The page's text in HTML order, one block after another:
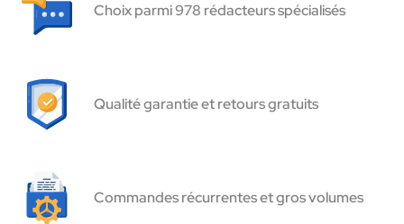
Choix parmi 978 rédacteurs spécialisés
Qualité garantie et retours gratuits
Commandes récurrentes et gros volumes